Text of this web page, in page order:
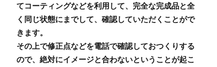
てコーティングなどを利用して、完全な完成品と全
く同じ状態にまでして、確認していただくことがで
きます。
その上で修正点などを電話で確認しておつくりする
ので、絶対にイメージと合わないということが起こ